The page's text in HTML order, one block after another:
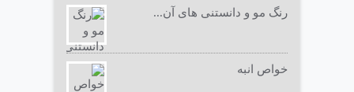
رنگ مو و دانستنی های آن...
خواص انبه